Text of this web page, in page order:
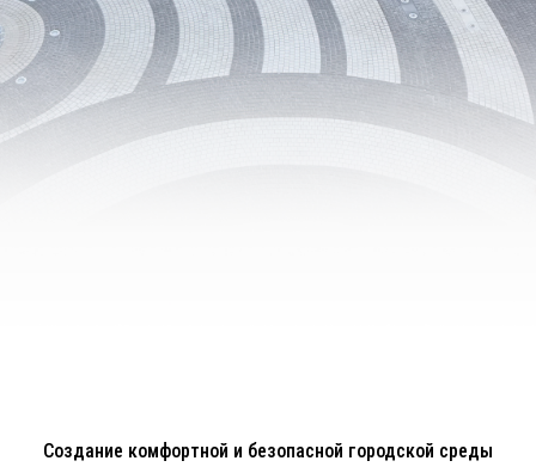
Создание комфортной и безопасной городской среды